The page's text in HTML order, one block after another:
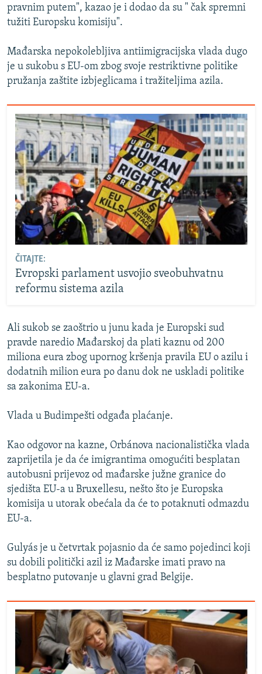
pravnim putem", kazao je i dodao da su " čak spremni
tužiti Europsku komisiju".
Mađarska nepokolebljiva antiimigracijska vlada dugo
je u sukobu s EU-om zbog svoje restriktivne politike
pružanja zaštite izbjeglicama i tražiteljima azila.
ČITAJTE:
Evropski parlament usvojio sveobuhvatnu
reformu sistema azila
Ali sukob se zaoštrio u junu kada je Europski sud
pravde naredio Mađarskoj da plati kaznu od 200
miliona eura zbog upornog kršenja pravila EU o azilu i
dodatnih milion eura po danu dok ne uskladi politike
sa zakonima EU-a.
Vlada u Budimpešti odgađa plaćanje.
Kao odgovor na kazne, Orbánova nacionalistička vlada
zaprijetila je da će imigrantima omogućiti besplatan
autobusni prijevoz od mađarske južne granice do
sjedišta EU-a u Bruxellesu, nešto što je Europska
komisija u utorak obećala da će to potaknuti odmazdu
EU-a.
Gulyás je u četvrtak pojasnio da će samo pojedinci koji
su dobili politički azil iz Mađarske imati pravo na
besplatno putovanje u glavni grad Belgije.